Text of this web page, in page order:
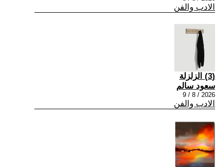
الادب والفن
(3) الزلزلة
سعود سالم
2026 / 8 / 9
الادب والفن